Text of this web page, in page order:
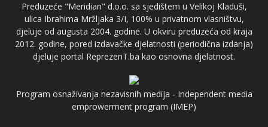
Preduzeće "Meridian" d.o.o. sa sjedištem u Velikoj Kladuši,
ulica Ibrahima Mržljaka 3/I, 100% u privatnom vlasništvu,
djeluje od augusta 2004. godine. U okviru preduzeća od kraja
2012. godine, pored izdavačke djelatnosti (periodična izdanja)
djeluje portal ReprezenT.ba kao osnovna djelatnost.
Program osnaživanja nezavisnih medija - Independent media
emprowerment program (IMEP)